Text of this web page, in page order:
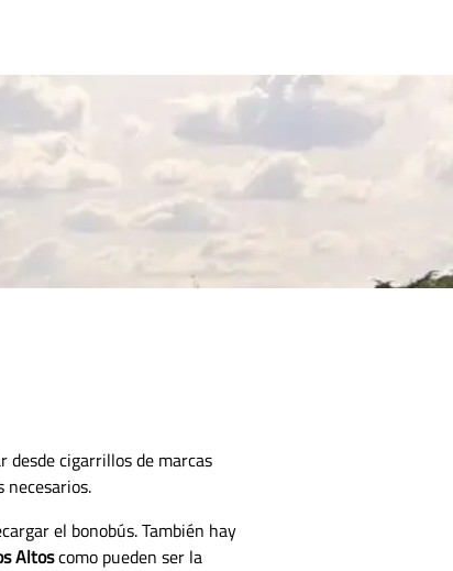
desde cigarrillos de marcas
necesarios.
el bonobús. También hay
Altoscomo pueden ser la